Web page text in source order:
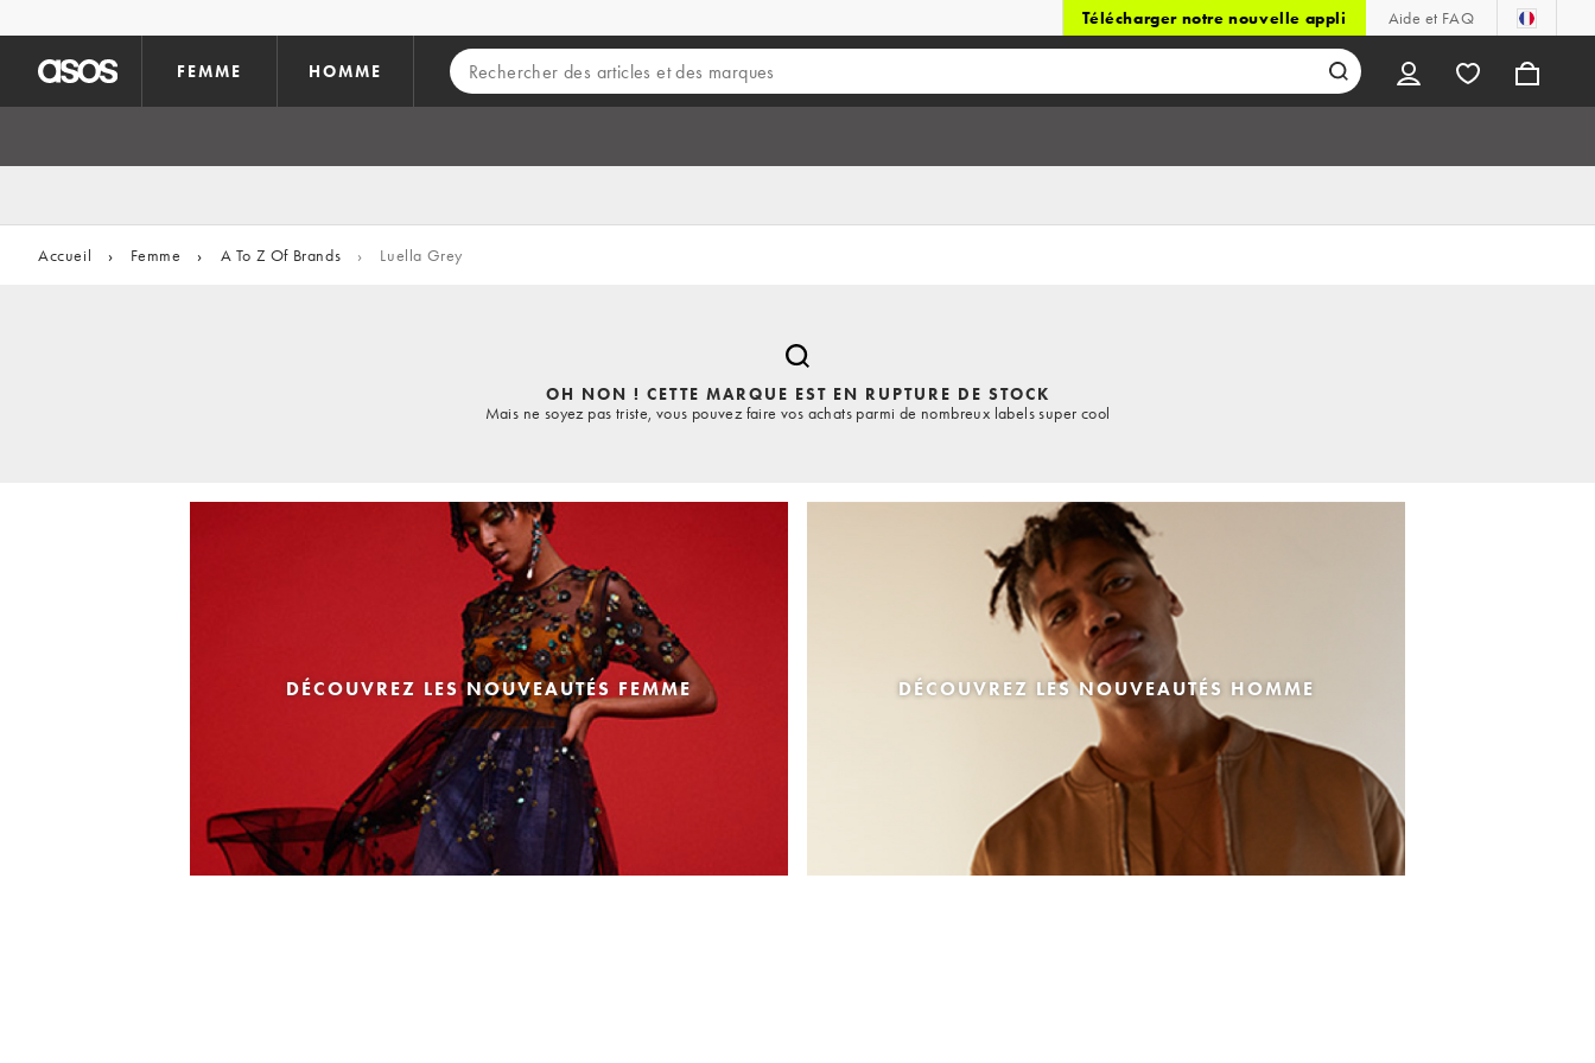
Télécharger notre nouvelle appli Aide et FAQ
FEMME HOMME
Accueil › Femme › A To Z Of Brands › Luella Grey
OH NON ! CETTE MARQUE EST EN RUPTURE DE STOCK
Mais ne soyez pas triste, vous pouvez faire vos achats parmi de nombreux labels super cool
DÉCOUVREZ LES NOUVEAUTÉS FEMME DÉCOUVREZ LES NOUVEAUTÉS HOMME